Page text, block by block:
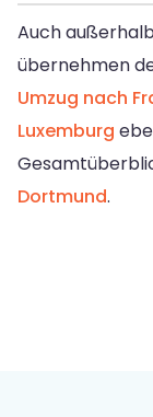
Auch
übernehmen
Umzug nach
Luxemburg
Dortmund.